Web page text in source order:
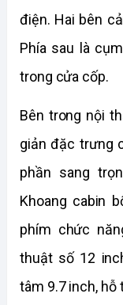
điện. Hai bên
Phía sau là
trong cửa cốp.
Bên trong nội
giản đặc trưng
phần sang
Khoang cabin
phím chức
thuật số 12
tâm 9.7 inch, hỗ